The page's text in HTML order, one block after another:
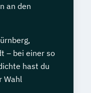
an den
– bei einer so
hast du
Wahl